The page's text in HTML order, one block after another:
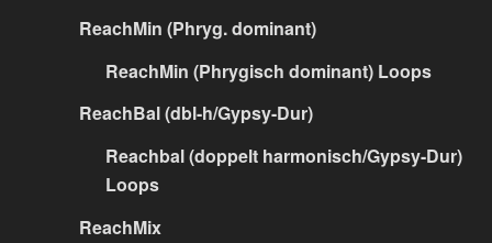
ReachMin (Phryg. dominant)
ReachMin (Phrygisch dominant) Loops
ReachBal (dbl-h/Gypsy-Dur)
Reachbal (doppelt harmonisch/Gypsy-Dur)
Loops
ReachMix